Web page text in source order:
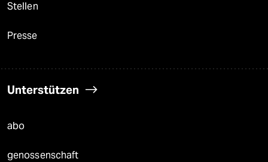
Stellen
Presse
Unterstützen
abo
genossenschaft